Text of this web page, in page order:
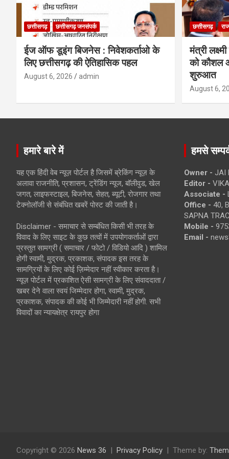
छत्तीसगढ़ छत्तीसगढ़ जनसंपर्क
ईज ऑफ डूइंग बिजनेस : निवेशकर्ताओ के
लिए छत्तीसगढ़ की ऐतिहासिक पहल
August 6, 2026 admin
छत्तीसगढ़
मंत्री
को कौशल
शुरुआत
August 6,
हमारे बारे में
यह एक हिंदी वेब न्यूज़ पोर्टल है जिसमें ब्रेकिंग न्यूज़ के
अलावा राजनीति, प्रशासन, ट्रेंडिंग न्यूज, बॉलीवुड, खेल
जगत, लाइफस्टाइल, बिजनेस, सेहत, ब्यूटी, रोजगार तथा
टेक्नोलॉजी से संबंधित खबरें पोस्ट की जाती है।
Disclaimer - समाचार से सम्बंधित किसी भी तरह के
विवाद के लिए साइट के कुछ तत्वों में उपयोगकर्ताओं द्वारा
प्रस्तुत सामग्री ( समाचार / फोटो / विडियो आदि ) शामिल
होगी स्वामी, मुद्रक, प्रकाशक, संपादक इस तरह के
सामग्रियों के लिए कोई ज़िम्मेदार नहीं स्वीकार करता है।
न्यूज़ पोर्टल में प्रकाशित ऐसी सामग्री के लिए संवाददाता /
खबर देने वाला स्वयं जिम्मेदार होगा, स्वामी, मुद्रक,
प्रकाशक, संपादक की कोई भी जिम्मेदारी नहीं होगी. सभी
विवादों का न्यायक्षेत्र रायपुर होगा
हमसे
Owner - JAI
Editor -
Associate -
Office - 40,
SAPNA
Mobile -
Email -
Copyright © 2026 News 36 Privacy Policy Theme by: